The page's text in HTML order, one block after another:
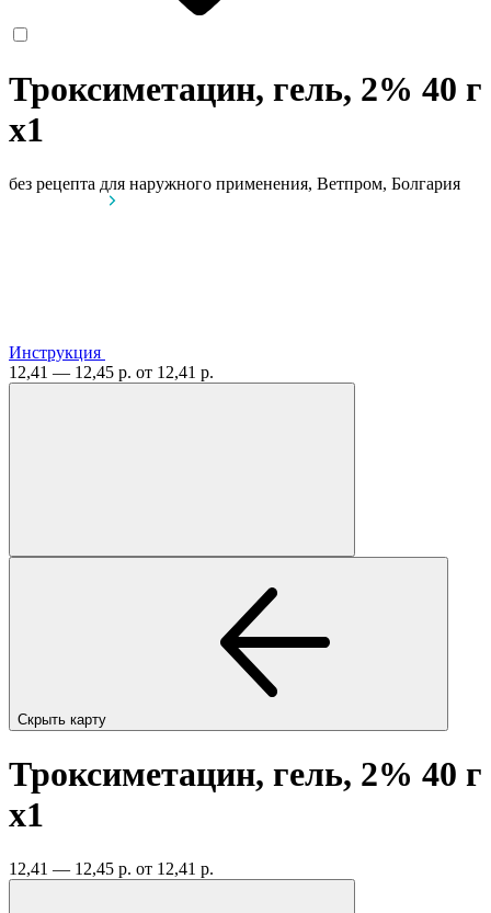
Троксиметацин, гель, 2% 40 г
x1
без рецепта для наружного применения, Ветпром, Болгария
Инструкция
12,41 — 12,45 р. от 12,41 р.
Скрыть карту
Троксиметацин, гель, 2% 40 г
x1
12,41 — 12,45 р. от 12,41 р.